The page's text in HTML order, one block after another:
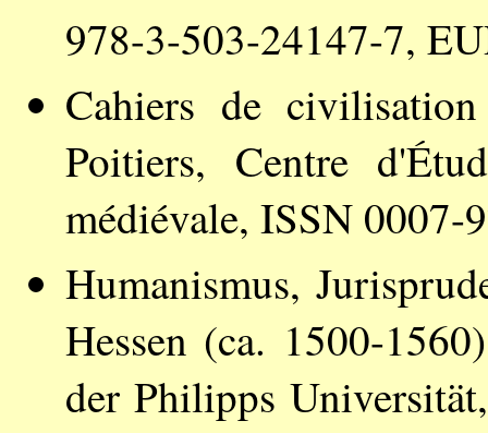
978-3-503-24147-7,
Cahiers de
Poitiers, Centre
médiévale, ISSN 0007-
Humanismus,
Hessen (ca. 1500-
der Philipps